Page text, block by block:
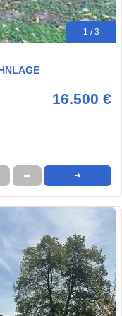
1 / 3
16.500 €
➦ ➜